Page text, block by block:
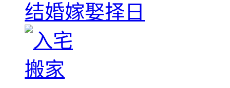
结婚嫁娶择日